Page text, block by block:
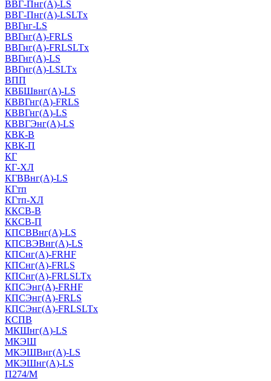
ВВГ-Пнг(А)-LS
ВВГ-Пнг(А)-LSLTx
ВВГнг-LS
ВВГнг(А)-FRLS
ВВГнг(А)-FRLSLTx
ВВГнг(А)-LS
ВВГнг(А)-LSLTx
ВПП
КВБШвнг(А)-LS
КВВГнг(А)-FRLS
КВВГнг(А)-LS
КВВГЭнг(А)-LS
КВК-В
КВК-П
КГ
КГ-ХЛ
КГВВнг(А)-LS
КГтп
КГтп-ХЛ
ККСВ-В
ККСВ-П
КПСВВнг(А)-LS
КПСВЭВнг(А)-LS
КПСнг(А)-FRHF
КПСнг(А)-FRLS
КПСнг(А)-FRLSLTx
КПСЭнг(А)-FRHF
КПСЭнг(А)-FRLS
КПСЭнг(А)-FRLSLTx
КСПВ
МКШнг(А)-LS
МКЭШ
МКЭШВнг(А)-LS
МКЭШнг(А)-LS
П274/М